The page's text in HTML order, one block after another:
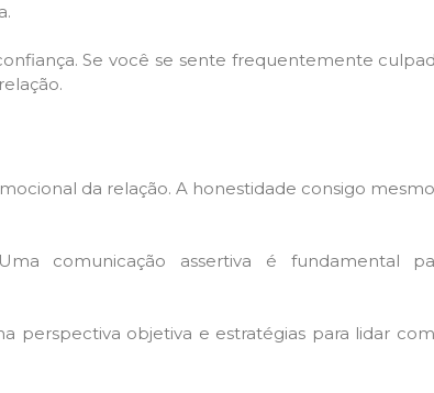
Se você se sente frequentemente
da relação. A honestidade consigo
comunicação assertiva é fundamental
perspectiva objetiva e estratégias para lidar